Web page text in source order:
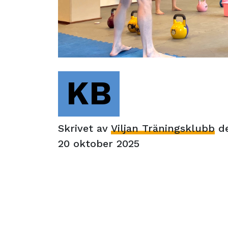
KB
Skrivet av Viljan Träningsklubb
20 oktober 2025